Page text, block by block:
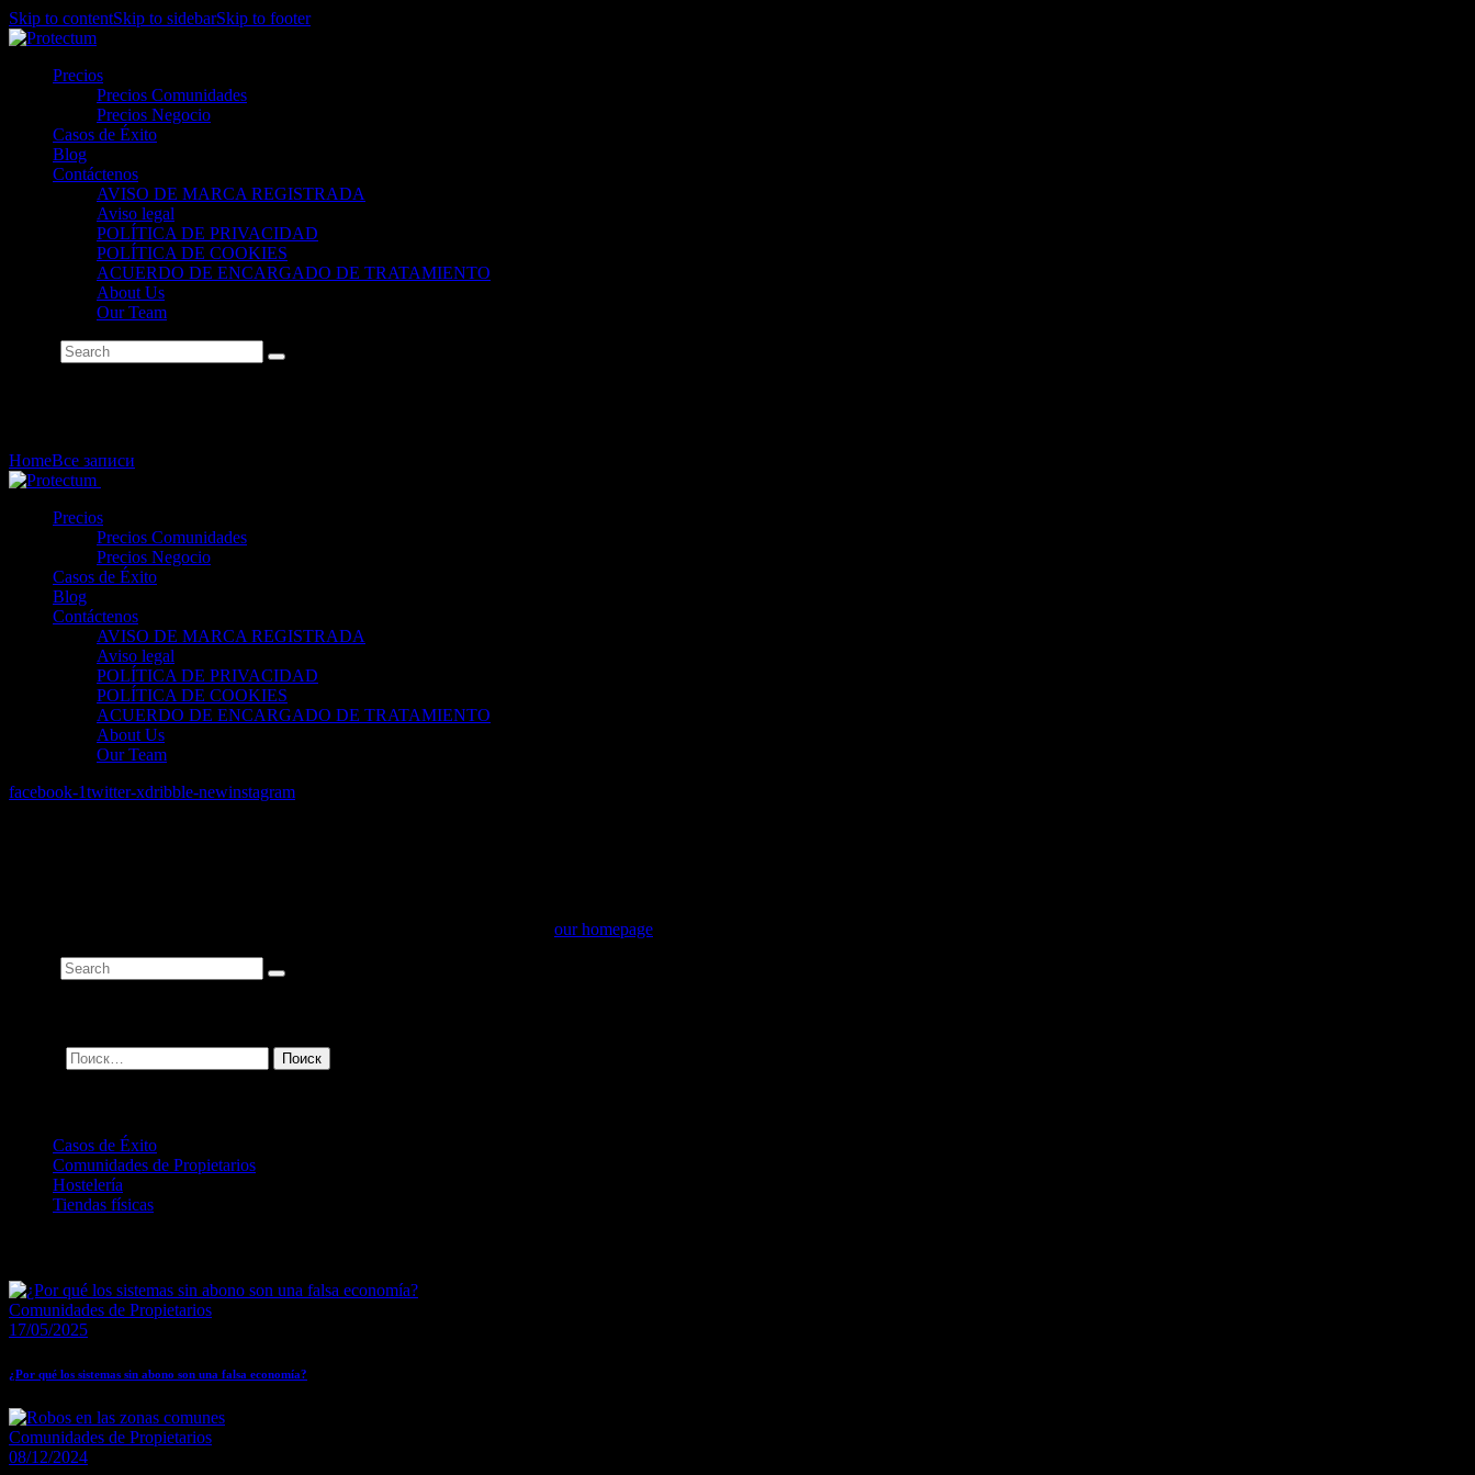
Skip to contentSkip to sidebarSkip to footer
Precios
Precios Comunidades
Precios Negocio
Casos de Éxito
Blog
Contáctenos
AVISO DE MARCA REGISTRADA
Aviso legal
POLÍTICA DE PRIVACIDAD
POLÍTICA DE COOKIES
ACUERDO DE ENCARGADO DE TRATAMIENTO
About Us
Our Team
HomeВсе записи
Precios
Precios Comunidades
Precios Negocio
Casos de Éxito
Blog
Contáctenos
AVISO DE MARCA REGISTRADA
Aviso legal
POLÍTICA DE PRIVACIDAD
POLÍTICA DE COOKIES
ACUERDO DE ENCARGADO DE TRATAMIENTO
About Us
Our Team
facebook-1twitter-xdribble-newinstagram
our homepage
Casos de Éxito
Comunidades de Propietarios
Hostelería
Tiendas físicas
Comunidades de Propietarios
17/05/2025
¿Por qué los sistemas sin abono son una falsa economía?
Comunidades de Propietarios
08/12/2024